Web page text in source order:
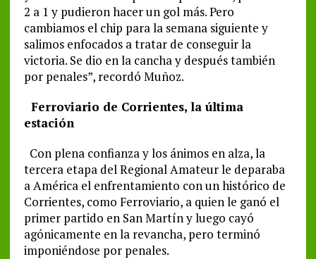
2 a 1 y pudieron hacer un gol más. Pero
cambiamos el chip para la semana siguiente y
salimos enfocados a tratar de conseguir la
victoria. Se dio en la cancha y después también
por penales”, recordó Muñoz.
Ferroviario de Corrientes, la última
estación
Con plena confianza y los ánimos en alza, la
tercera etapa del Regional Amateur le deparaba
a América el enfrentamiento con un histórico de
Corrientes, como Ferroviario, a quien le ganó el
primer partido en San Martín y luego cayó
agónicamente en la revancha, pero terminó
imponiéndose por penales.